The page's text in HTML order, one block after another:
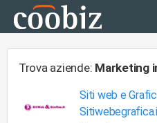
Trova aziende: Marketing
Siti web e